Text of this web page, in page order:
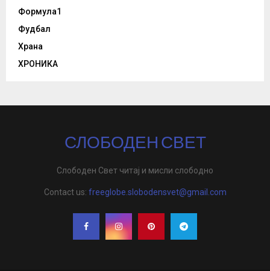
Формула1
Фудбал
Храна
ХРОНИКА
СЛОБОДЕН СВЕТ
Слободен Свет читај и мисли слободно
Contact us: freeglobe.slobodensvet@gmail.com